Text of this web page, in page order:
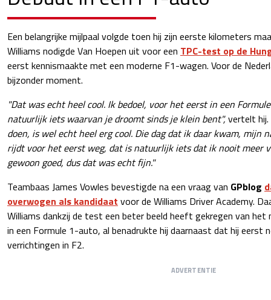
Een belangrijke mijlpaal volgde toen hij zijn eerste kilometers
Williams nodigde Van Hoepen uit voor een TPC-test op de
eerst kennismaakte met een moderne F1-wagen. Voor de
bijzonder moment.
"Dat was echt heel cool. Ik bedoel, voor het eerst in een
natuurlijk iets waarvan je droomt sinds je klein bent",vertelt hij.
doen, is wel echt heel erg cool. Die dag dat ik daar kwam, mijn
rijdt voor het eerst weg, dat is natuurlijk iets dat ik nooit meer
gewoon goed, dus dat was echt fijn."
Teambaas James Vowles bevestigde na een vraag van GPblog
overwogen als kandidaat voor de Williams Driver Academy.
Williams dankzij de test een beter beeld heeft gekregen van het
in een Formule 1-auto, al benadrukte hij daarnaast dat hij eerst
verrichtingen in F2.
ADVERTENTIE